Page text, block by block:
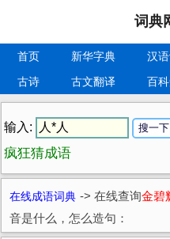
词典
首页 新华字典 汉
古诗
古文翻译 百
输入:
疯狂猜成语
在线成语词典 -> 在线查询金碧
音是什么，怎么造句：